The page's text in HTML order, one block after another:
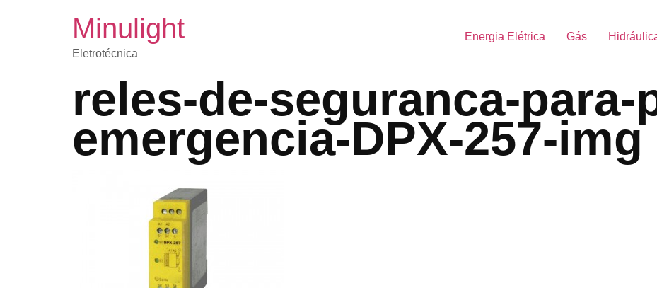
Minulight
Eletrotécnica
Energia Elétrica Gás
reles-de-seguranca-para-
emergencia-DPX-257-img